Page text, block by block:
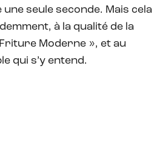
seule seconde. Mais cela
à la qualité de la
Moderne », et au
qui s’y entend.